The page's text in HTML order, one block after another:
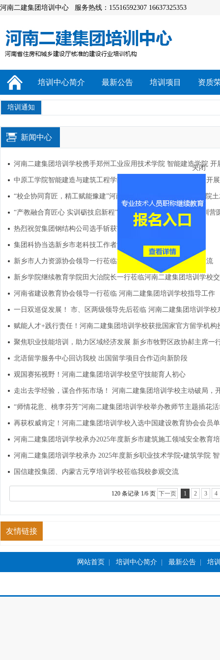
河南二建集团培训中心 服务热线：15516592307 16637325353
培训中心简介 最新公告 培训项目 资质
培训通知
新闻中心
河南二建集团培训学校携手郑州工业应用技术学院 智能建造学院 开
中原工学院智能建造与建筑工程学院莅临河南二建集团培训学校开
“校企协同育匠，精工赋能豫建”河南二建集团培训学校与郑州航院
“产教融合育匠心 实训砺技启新程” 郑州航院土木类专业综合实训营
热烈祝贺集团钢结构公司选手斩获市级技能大赛大奖
集团科协当选新乡市老科技工作者协会第四届理事单位
新乡市人力资源协会领导一行莅临河南二建集团培训学校指导交流
新乡学院继续教育学院田大治院长一行莅临河南二建集团培训学校
河南省建设教育协会领导一行莅临 河南二建集团培训学校指导工作
一日双巡促发展！ 市、区两级领导先后莅临 河南二建集团培训学校
赋能人才+践行责任！河南二建集团培训学校获批国家官方留学机
聚焦职业技能培训，助力区域经济发展 新乡市牧野区政协郝主席一
北语留学服务中心回访我校 出国留学项目合作迈向新阶段
观国赛拓视野！河南二建集团培训学校坚守技能育人初心
走出去学经验，谋合作拓市场！ 河南二建集团培训学校主动破局，
“师情花意、桃李芬芳”河南二建集团培训学校举办教师节主题插花
再获权威肯定！河南二建集团培训学校入选中国建设教育协会会员
河南二建集团培训学校承办2025年度新乡市建筑施工领域安全教育
河南二建集团培训学校承办 2025年度新乡职业技术学院•建筑学院
国信建投集团、内蒙古元亨培训学校莅临我校参观交流
120 条记录 1/6 页 下一页 1 2 3 4
友情链接
网站首页 培训中心简介| 最新公告| 培